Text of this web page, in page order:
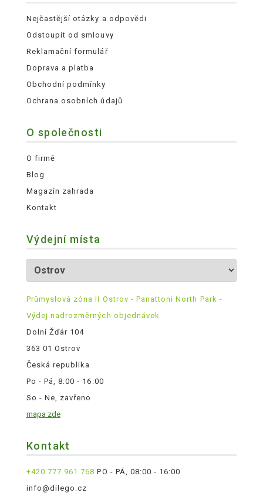
Nejčastější otázky a odpovědi
Odstoupit od smlouvy
Reklamační formulář
Doprava a platba
Obchodní podmínky
Ochrana osobních údajů
O společnosti
O firmě
Blog
Magazín zahrada
Kontakt
Výdejní místa
Průmyslová zóna II Ostrov - Panattoni North Park -
Výdej nadrozměrných objednávek
Dolní Žďár 104
363 01 Ostrov
Česká republika
Po - Pá, 8:00 - 16:00
So - Ne, zavřeno
mapa zde
Kontakt
+420 777 961 768 PO - PÁ, 08:00 - 16:00
info@dilego.cz